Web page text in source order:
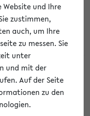
an jetzt
der nächsten 2
werden nur Termine,
Website und Ihre
zustimmen,
auch, um Ihre
zu messen. Sie
unter
und mit der
Auf der Seite
zu den